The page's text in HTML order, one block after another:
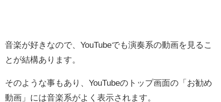
音楽が好きなので、YouTubeでも演奏系の動画を見るこ
とが結構あります。
そのような事もあり、YouTubeのトップ画面の「お勧め
動画」には音楽系がよく表示されます。